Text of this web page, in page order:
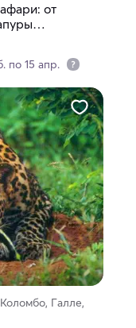
от
по 15 апр.
Галле,